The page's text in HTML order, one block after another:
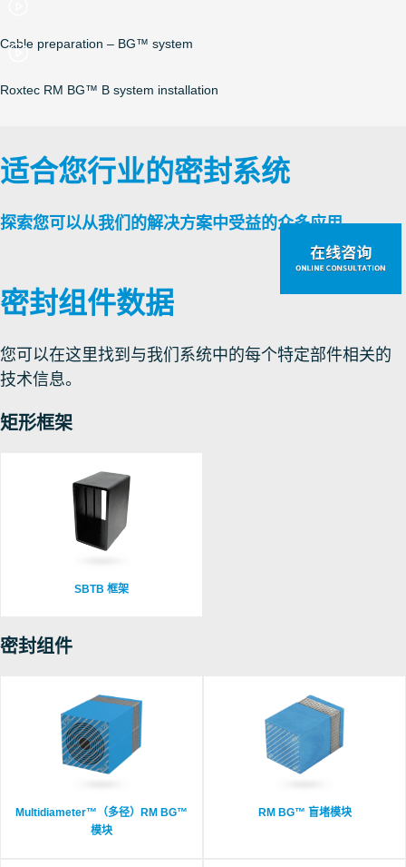
Cable preparation – BG™ system
Roxtec RM BG™ B system installation
适合您行业的密封系统
探索您可以从我们的解决方案中受益的众多应用。
密封组件数据
您可以在这里找到与我们系统中的每个特定部件相关的
技术信息。
矩形框架
SBTB 框架
密封组件
Multidiameter™（多径）RM BG™
模块
RM BG™ 盲堵模块